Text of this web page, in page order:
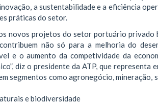
a sustentabilidade e a eficiência
práticas do setor.
novos projetos do setor portuário privado
não só para a melhoria do
e o aumento da competividade da
diz o presidente da ATP, que representa
segmentos como agronegócio,
e biodiversidade